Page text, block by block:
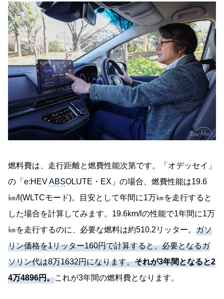
燃料費は、走行距離と燃費性能次第です。「オデッセイ」
の「e:HEVABSOLUTE・EX」の場合、燃費性能は19.6
㎞/l(WLTCモード)。目安として年間に1万㎞を走行すると
した場合を計算してみます。19.6km/lの性能で1年間に1万
㎞を走行するのに、必要な燃料は約510.2リッター。 ガソ
リン価格を1リッター160円で計算すると、必要となるガ
ソリン代は8万1632円になります。それが3年間となると2
4万4896円。これが3年間の燃料費となります。